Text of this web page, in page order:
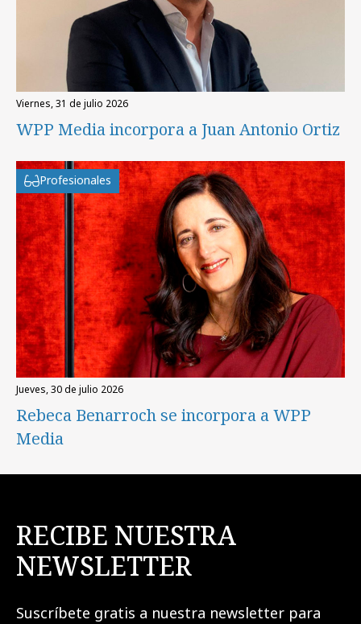
viernes, 31 de julio 2026
WPP Media incorpora a Juan Antonio Ortiz
Profesionales
jueves, 30 de julio 2026
Rebeca Benarroch se incorpora a WPP
Media
RECIBE NUESTRA
NEWSLETTER
Suscríbete gratis a nuestra newsletter para